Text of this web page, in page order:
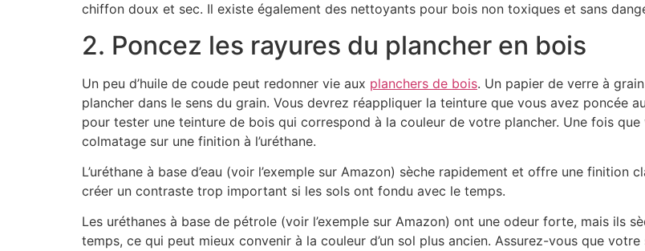
chiffon doux et sec. Il existe également des nettoyants pour bois non toxiques et sans
2. Poncez les rayures du plancher en bois
Un peu d’huile de coude peut redonner vie aux planchers de bois. Un papier de verre à
plancher dans le sens du grain. Vous devrez réappliquer la teinture que vous avez poncée
pour tester une teinture de bois qui correspond à la couleur de votre plancher. Une fois
colmatage sur une finition à l’uréthane.
L’uréthane à base d’eau (voir l’exemple sur Amazon) sèche rapidement et offre une
créer un contraste trop important si les sols ont fondu avec le temps.
Les uréthanes à base de pétrole (voir l’exemple sur Amazon) ont une odeur forte, mais ils
temps, ce qui peut mieux convenir à la couleur d’un sol plus ancien. Assurez-vous que